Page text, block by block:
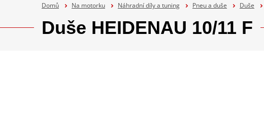
Domů Na motorku Náhradní díly a tuning Pneu a duše Duše
Duše HEIDENAU 10/11 F